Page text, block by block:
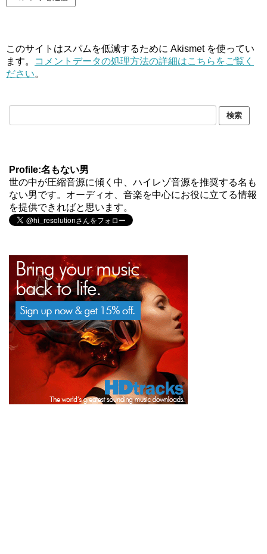
このサイトはスパムを低減するために Akismet を使ってい
ます。
コメントデータの処理方法の詳細はこちらをご覧く
ださい。
Profile:名もない男
世の中が圧縮音源に傾く中、ハイレゾ音源を推奨する名も
ない男です。オーディオ、音楽を中心にお役に立てる情報
を提供できればと思います。